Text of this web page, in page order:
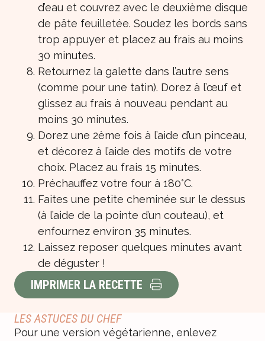
d’eau et couvrez avec le deuxième disque
de pâte feuilletée. Soudez les bords sans
trop appuyer et placez au frais au moins
30 minutes.
Retournez la galette dans l’autre sens
(comme pour une tatin). Dorez à l’œuf et
glissez au frais à nouveau pendant au
moins 30 minutes.
Dorez une 2ème fois à l’aide d’un pinceau,
et décorez à l’aide des motifs de votre
choix. Placez au frais 15 minutes.
Préchauffez votre four à 180°C.
Faites une petite cheminée sur le dessus
(à l’aide de la pointe d’un couteau), et
enfournez environ 35 minutes.
Laissez reposer quelques minutes avant
de déguster !
IMPRIMER LA RECETTE
LES ASTUCES DU CHEF
Pour une version végétarienne, enlevez